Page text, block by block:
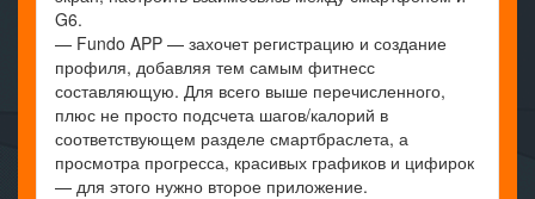
G6.
— Fundo APP — захочет регистрацию и создание
профиля, добавляя тем самым фитнесс
составляющую. Для всего выше перечисленного,
плюс не просто подсчета шагов/калорий в
соответствующем разделе смартбраслета, а
просмотра прогресса, красивых графиков и цифирок
— для этого нужно второе приложение.